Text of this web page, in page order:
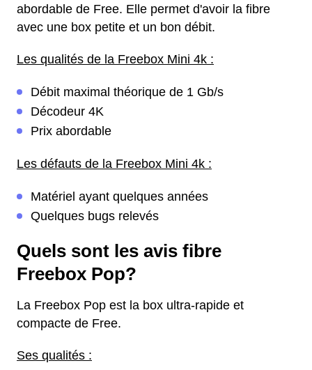
abordable de Free. Elle permet d'avoir la fibre
avec une box petite et un bon débit.
Les qualités de la Freebox Mini 4k :
Débit maximal théorique de 1 Gb/s
Décodeur 4K
Prix abordable
Les défauts de la Freebox Mini 4k :
Matériel ayant quelques années
Quelques bugs relevés
Quels sont les avis fibre
Freebox Pop?
La Freebox Pop est la box ultra-rapide et
compacte de Free.
Ses qualités :